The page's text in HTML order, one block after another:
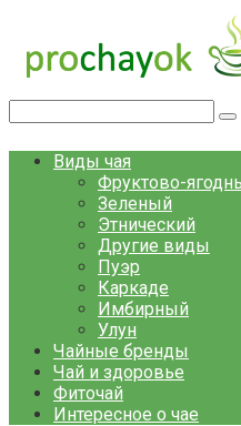
контенту
Виды чая
Фруктово-
Зеленый
Этнический
Другие виды
Пуэр
Каркаде
Имбирный
Улун
Чайные бренды
Чай и здоровье
Фиточай
Интересное о чае